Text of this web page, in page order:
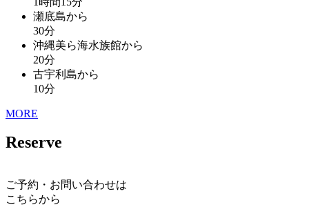
瀬底島から
30分
沖縄美ら海水族館から
20分
古宇利島から
10分
MORE
Reserve
ご予約・お問い合わせは
こちらから